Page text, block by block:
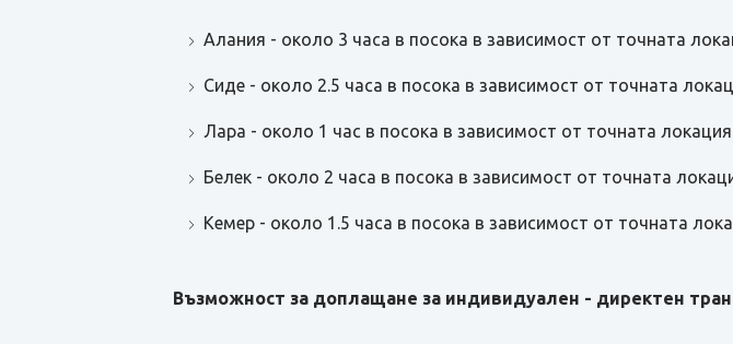
Алания - около 3 часа в посока в зависимост от точната
Сиде - около 2.5 часа в посока в зависимост от точната
Лара - около 1 час в посока в зависимост от точната локация
Белек - около 2 часа в посока в зависимост от точната
Кемер - около 1.5 часа в посока в зависимост от точната
Възможност за доплащане за индивидуален - директен